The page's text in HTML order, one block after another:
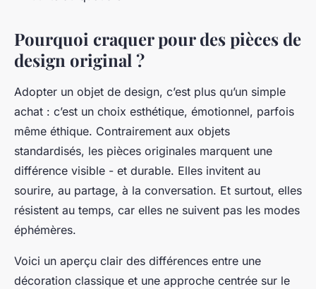
Pourquoi craquer pour des pièces de
design original ?
Adopter un objet de design, c’est plus qu’un simple
achat : c’est un choix esthétique, émotionnel, parfois
même éthique. Contrairement aux objets
standardisés, les pièces originales marquent une
différence visible - et durable. Elles invitent au
sourire, au partage, à la conversation. Et surtout, elles
résistent au temps, car elles ne suivent pas les modes
éphémères.
Voici un aperçu clair des différences entre une
décoration classique et une approche centrée sur le